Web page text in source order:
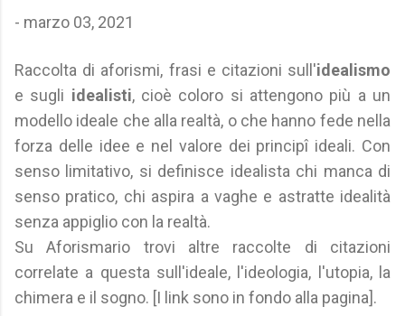
- marzo 03, 2021
Raccolta di aforismi, frasi e citazioni sull'idealismo
e sugli idealisti, cioè coloro si attengono più a un
modello ideale che alla realtà, o che hanno fede nella
forza delle idee e nel valore dei principî ideali. Con
senso limitativo, si definisce idealista chi manca di
senso pratico, chi aspira a vaghe e astratte idealità
senza appiglio con la realtà.
Su Aforismario trovi altre raccolte di citazioni
correlate a questa sull'ideale, l'ideologia, l'utopia, la
chimera e il sogno. [I link sono in fondo alla pagina].